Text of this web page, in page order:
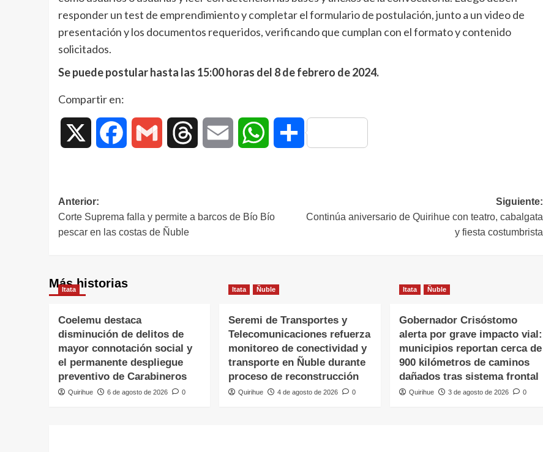
responder un test de emprendimiento y completar el formulario de postulación, junto a un video de
presentación y los documentos requeridos, verificando que cumplan con el formato y contenido
solicitados.
Se puede postular hasta las 15:00 horas del 8 de febrero de 2024.
Compartir en:
Facebook Gmail Threads Email WhatsAppCompartir
Anterior:
Corte Suprema falla y permite a barcos de Bío Bío
pescar en las costas de Ñuble
Siguiente:
Continúa aniversario de Quirihue con teatro, cabalgata
y fiesta costumbrista
Más historias
Itata
Coelemu destaca
disminución de delitos de
mayor connotación social y
el permanente despliegue
preventivo de Carabineros
Quirihue 6 de agosto de 2026 0
Itata Ñuble
Seremi de Transportes y
Telecomunicaciones refuerza
monitoreo de conectividad y
transporte en Ñuble durante
proceso de reconstrucción
Quirihue 4 de agosto de 2026 0
Itata Ñuble
Gobernador Crisóstomo
alerta por grave impacto vial:
municipios reportan cerca de
900 kilómetros de caminos
dañados tras sistema frontal
Quirihue 3 de agosto de 2026 0